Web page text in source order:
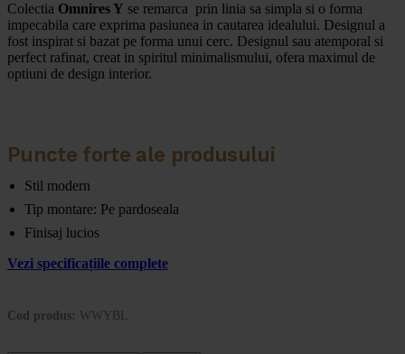
Colectia Omnires Y se remarca prin linia sa simpla si o forma
impecabila care exprima pasiunea in cautarea idealului. Designul a
fost inspirat si bazat pe forma unui cerc. Designul sau atemporal si
perfect rafinat, creat in spiritul minimalismului, ofera maximul de
optiuni de design interior.
Puncte forte ale produsului
Stil modern
Tip montare: Pe pardoseala
Finisaj lucios
Vezi specificațiile complete
Cod produs: WWYBL